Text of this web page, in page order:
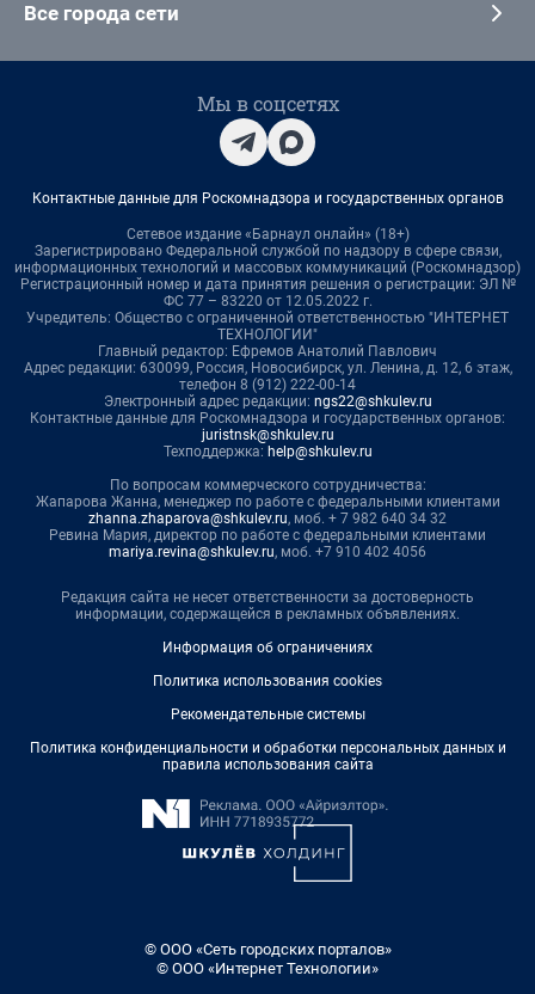
Все города сети
Мы в соцсетях
Контактные данные для Роскомнадзора и государственных органов
Сетевое издание «Барнаул онлайн» (18+)
Зарегистрировано Федеральной службой по надзору в сфере связи,
информационных технологий и массовых коммуникаций (Роскомнадзор)
Регистрационный номер и дата принятия решения о регистрации: ЭЛ №
ФС 77 – 83220 от 12.05.2022 г.
Учредитель: Общество с ограниченной ответственностью "ИНТЕРНЕТ
ТЕХНОЛОГИИ"
Главный редактор: Ефремов Анатолий Павлович
Адрес редакции: 630099, Россия, Новосибирск, ул. Ленина, д. 12, 6 этаж,
телефон 8 (912) 222-00-14
Электронный адрес редакции: ngs22@shkulev.ru
Контактные данные для Роскомнадзора и государственных органов:
juristnsk@shkulev.ru
Техподдержка: help@shkulev.ru
По вопросам коммерческого сотрудничества:
Жапарова Жанна, менеджер по работе с федеральными клиентами
zhanna.zhaparova@shkulev.ru, моб. + 7 982 640 34 32
Ревина Мария, директор по работе с федеральными клиентами
mariya.revina@shkulev.ru, моб. +7 910 402 4056
Редакция сайта не несет ответственности за достоверность
информации, содержащейся в рекламных объявлениях.
Информация об ограничениях
Политика использования cookies
Рекомендательные системы
Политика конфиденциальности и обработки персональных данных и
правила использования сайта
© ООО «Сеть городских порталов»
© ООО «Интернет Технологии»